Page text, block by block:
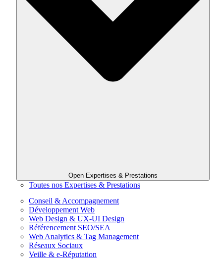
Open Expertises & Prestations
Toutes nos Expertises & Prestations
Conseil & Accompagnement
Développement Web
Web Design & UX-UI Design
Référencement SEO/SEA
Web Analytics & Tag Management
Réseaux Sociaux
Veille & e-Réputation